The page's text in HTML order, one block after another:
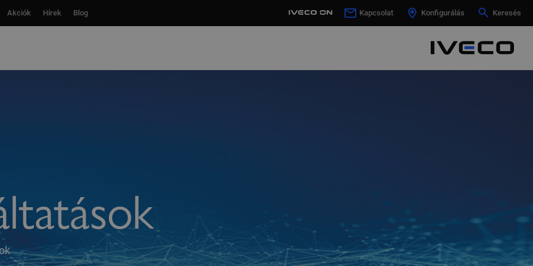
Akciók Hírek Blog Kapcsolat Konfigurálás Keresés
Akciók Hírek Blog Kapcsolat Konfigurálás Keresés